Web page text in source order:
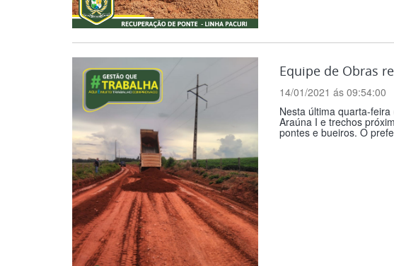
Equipe de Obras
14/01/2021 ás 09:54:00
Nesta última quarta-
Araúna I e trechos
pontes e bueiros. O